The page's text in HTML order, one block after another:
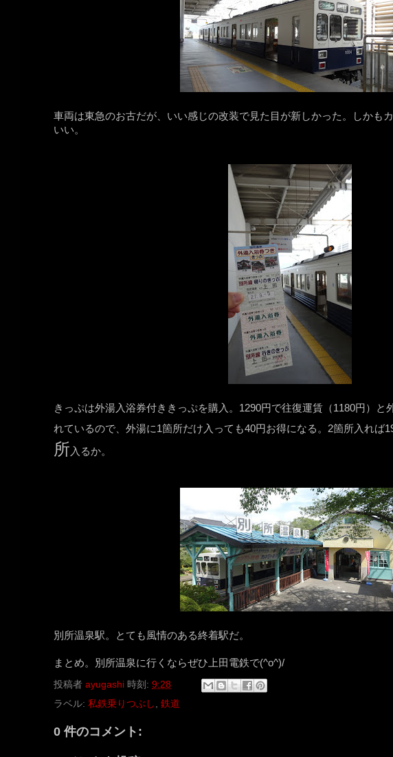
車両は東急のお古だが、いい感じの改装で見た目が新しかった。しかも
いい。
きっぷは外湯入浴券付ききっぷを購入。1290円で往復運賃（1180円）と
れているので、外湯に1箇所だけ入っても40円お得になる。2箇所入れば
所 入るか。
別所温泉駅。とても風情のある終着駅だ。
まとめ。別所温泉に行くならぜひ上田電鉄で(^o^)/
投稿者 ayugashi 時刻: 9:28
ラベル: 私鉄乗りつぶし , 鉄道
0 件のコメント: